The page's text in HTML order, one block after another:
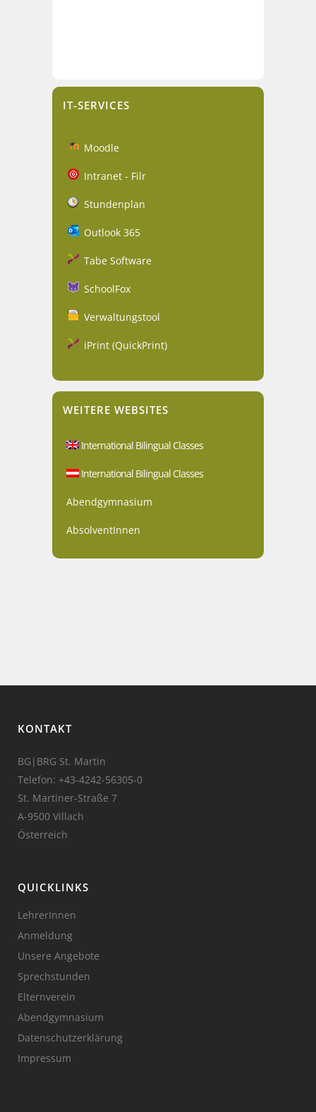
IT-SERVICES
Moodle
Intranet - Filr
Stundenplan
Outlook 365
Tabe Software
SchoolFox
Verwaltungstool
iPrint (QuickPrint)
WEITERE WEBSITES
International Bilingual Classes
International Bilingual Classes
Abendgymnasium
AbsolventInnen
KONTAKT
BG|BRG St. Martin
Telefon: +43-4242-56305-0
St. Martiner-Straße 7
A-9500 Villach
Österreich
QUICKLINKS
LehrerInnen
Anmeldung
Unsere Angebote
Sprechstunden
Elternverein
Abendgymnasium
Datenschutzerklärung
Impressum